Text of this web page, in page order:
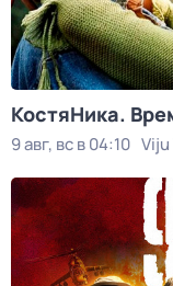
КостяНика.
9 авг, вс в 04:10 Viju